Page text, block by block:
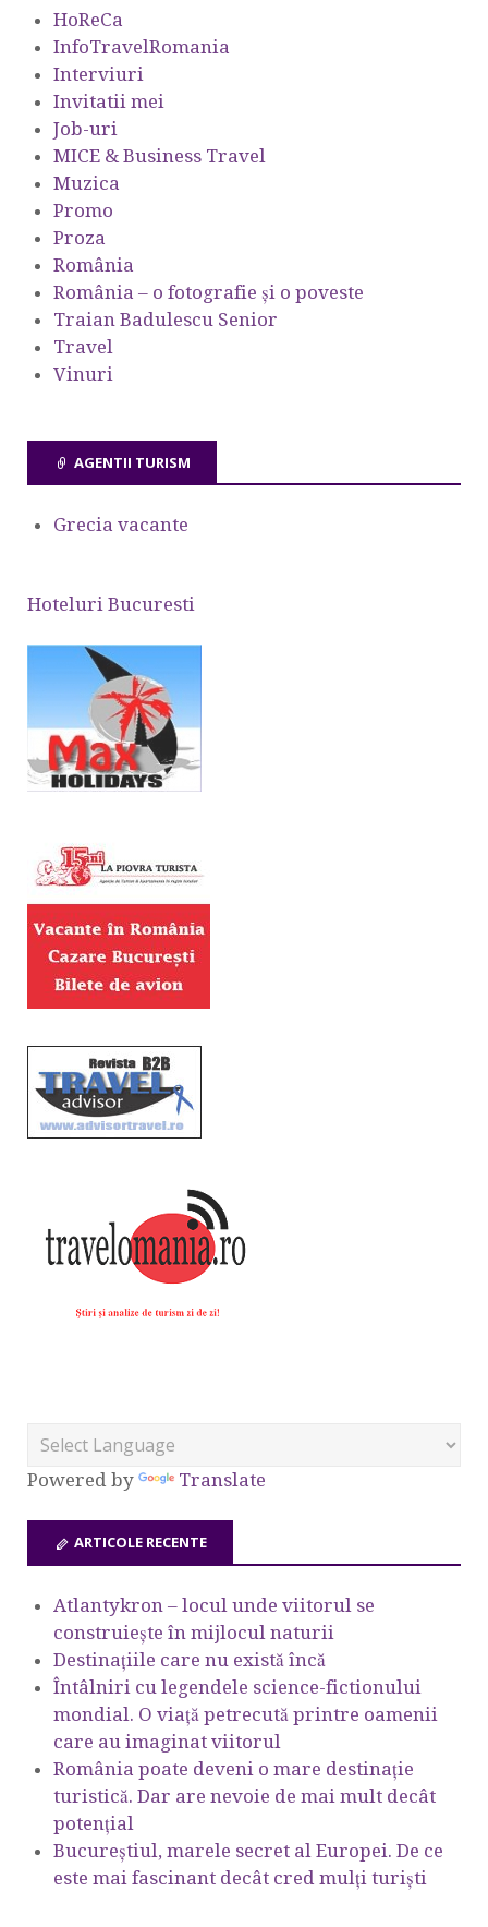
HoReCa
InfoTravelRomania
Interviuri
Invitatii mei
Job-uri
MICE & Business Travel
Muzica
Promo
Proza
România
România – o fotografie şi o poveste
Traian Badulescu Senior
Travel
Vinuri
AGENTII TURISM
Grecia vacante
Hoteluri Bucuresti
Powered by Translate
ARTICOLE RECENTE
Atlantykron – locul unde viitorul se
construiește în mijlocul naturii
Destinațiile care nu există încă
Întâlniri cu legendele science-fictionului
mondial. O viață petrecută printre oamenii
care au imaginat viitorul
România poate deveni o mare destinație
turistică. Dar are nevoie de mai mult decât
potențial
Bucureștiul, marele secret al Europei. De ce
este mai fascinant decât cred mulți turiști